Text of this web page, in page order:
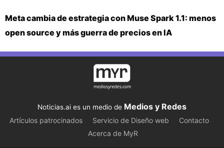
Meta cambia de estrategia con Muse Spark 1.1: menos
open source y más guerra de precios en IA
Noticias.ai es un medio de Medios y Redes
Artículos patrocinados Servicio de Diseño web
Contacto
Acerca de MyR